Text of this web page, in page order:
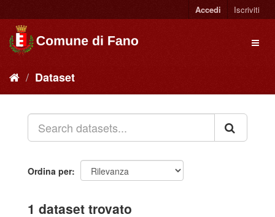
Accedi Iscriviti
Dataset
Ordina per
1 dataset trovato